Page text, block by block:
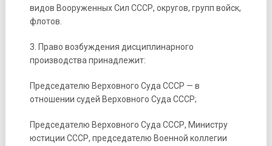
видов Вооруженных Сил СССР, округов, групп войск,
флотов.
3. Право возбуждения дисциплинарного
производства принадлежит:
Председателю Верховного Суда СССР — в
отношении судей Верховного Суда СССР;
Председателю Верховного Суда СССР, Министру
юстиции СССР, председателю Военной коллегии